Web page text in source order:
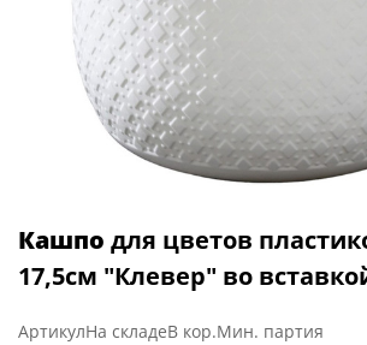
Кашпо для цветов
17,5см "Клевер" во
АртикулНа складеВ кор.Мин. партия